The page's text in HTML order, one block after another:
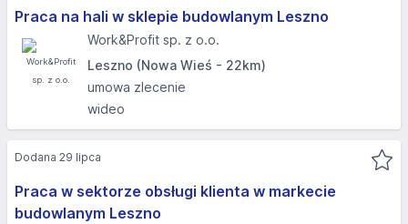
Praca na hali w sklepie budowlanym Leszno
Work&Profit sp. z o.o.
Leszno (Nowa Wieś - 22km)
umowa zlecenie
wideo
Praca w sektorze obsługi klienta w markecie
budowlanym Leszno
Dodana 29 lipca